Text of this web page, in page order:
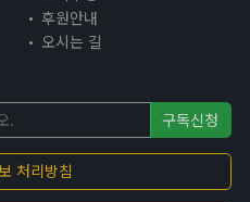
후원안내
오시는 길
구독신청
처리방침